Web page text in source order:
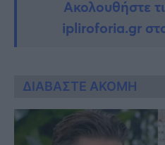
Ακολουθήστε
ipliroforia.gr
ΔΙΑΒΑΣΤΕ ΑΚΟΜΗ